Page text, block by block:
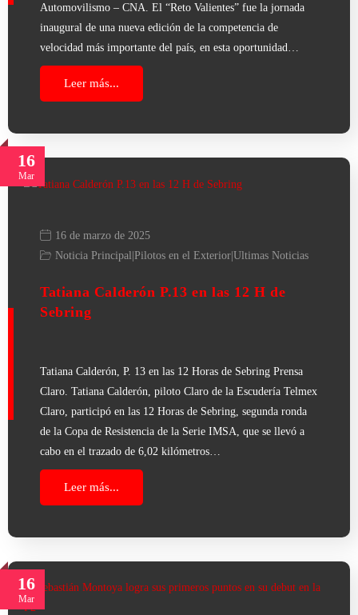
Automovilismo – CNA. El “Reto Valientes” fue la jornada
inaugural de una nueva edición de la competencia de
velocidad más importante del país, en esta oportunidad…
Leer más...
16
Mar
16 de marzo de 2025
Noticia Principal Pilotos en el Exterior Ultimas Noticias
Tatiana Calderón P.13 en las 12 H de
Sebring
Tatiana Calderón, P. 13 en las 12 Horas de Sebring Prensa
Claro. Tatiana Calderón, piloto Claro de la Escudería Telmex
Claro, participó en las 12 Horas de Sebring, segunda ronda
de la Copa de Resistencia de la Serie IMSA, que se llevó a
cabo en el trazado de 6,02 kilómetros…
Leer más...
16
Mar